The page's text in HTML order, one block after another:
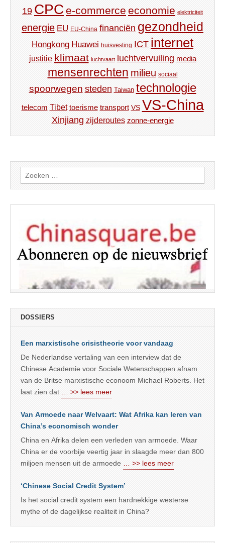
19 CPC e-commerce economie elektriciteit
energie EU EU-China financiën gezondheid
Hongkong Huawei huisvesting ICT internet
justitie klimaat luchtvaart luchtvervuiling media
mensenrechten milieu sociaal
spoorwegen steden Taiwan technologie
telecom Tibet toerisme transport VS VS-China
Xinjiang zijderoutes zonne-energie
Zoeken
naar:
DOSSIERS
Een marxistische crisistheorie voor vandaag
De Nederlandse vertaling van een interview dat de
Chinese Academie voor Sociale Wetenschappen afnam
van de Britse marxistische econoom Michael Roberts. Het
laat zien dat … >> lees meer
Van Armoede naar Welvaart: Wat Afrika kan leren van
China’s economisch wonder
China en Afrika delen een verleden van armoede. Waar
China er de voorbije veertig jaar in slaagde meer dan 800
miljoen mensen uit de armoede … >> lees meer
‘Chinese Social Credit System’
Is het social credit system een hardnekkige westerse
mythe of de dagelijkse realiteit in China?